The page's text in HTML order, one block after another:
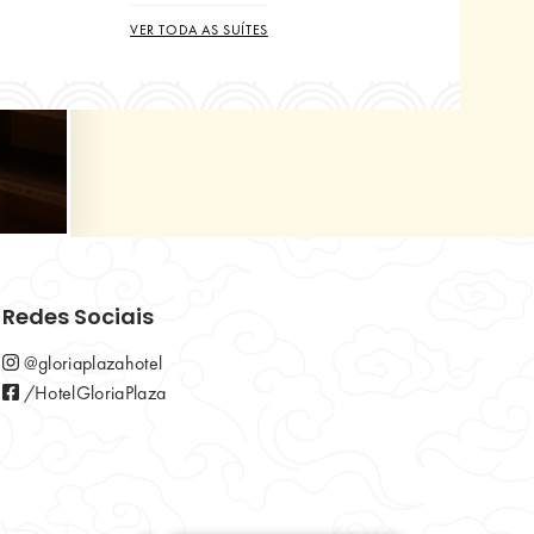
VER TODA AS SUÍTES
VER TODA AS SUÍTES
VER TODA AS SUÍTES
Redes Sociais
@gloriaplazahotel
/HotelGloriaPlaza